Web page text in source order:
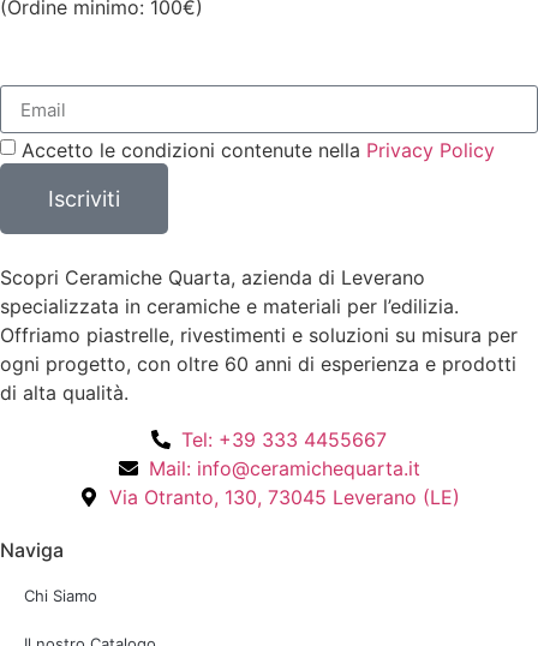
(Ordine minimo: 100€)
Accetto le condizioni contenute nella Privacy Policy
Iscriviti
Scopri Ceramiche Quarta, azienda di Leverano
specializzata in ceramiche e materiali per l’edilizia.
Offriamo piastrelle, rivestimenti e soluzioni su misura per
ogni progetto, con oltre 60 anni di esperienza e prodotti
di alta qualità.
Tel: +39 333 4455667
Mail: info@ceramichequarta.it
Via Otranto, 130, 73045 Leverano (LE)
Naviga
Chi Siamo